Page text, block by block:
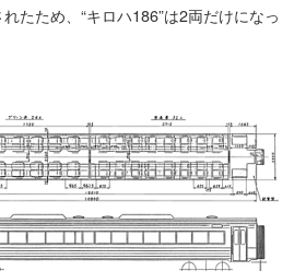
たため、“キロハ186”は2両だけになっ